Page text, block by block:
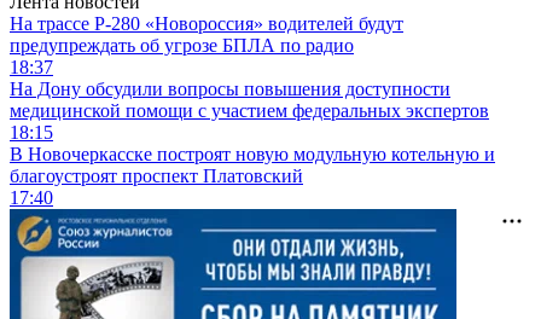
На трассе Р-280 «Новороссия» водителей будут
предупреждать об угрозе БПЛА по радио
18:37
На Дону обсудили вопросы повышения доступности
медицинской помощи с участием федеральных экспертов
18:15
В Новочеркасске построят новую модульную котельную и
благоустроят проспект Платовский
17:40